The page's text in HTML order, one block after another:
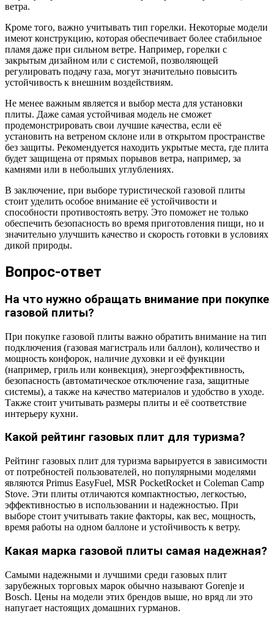
ветра.
Кроме того, важно учитывать тип горелки. Некоторые модели
имеют конструкцию, которая обеспечивает более стабильное
пламя даже при сильном ветре. Например, горелки с
закрытым дизайном или с системой, позволяющей
регулировать подачу газа, могут значительно повысить
устойчивость к внешним воздействиям.
Не менее важным является и выбор места для установки
плиты. Даже самая устойчивая модель не сможет
продемонстрировать свои лучшие качества, если её
установить на ветреном склоне или в открытом пространстве
без защиты. Рекомендуется находить укрытые места, где плита
будет защищена от прямых порывов ветра, например, за
камнями или в небольших углублениях.
В заключение, при выборе туристической газовой плиты
стоит уделить особое внимание её устойчивости и
способности противостоять ветру. Это поможет не только
обеспечить безопасность во время приготовления пищи, но и
значительно улучшить качество и скорость готовки в условиях
дикой природы.
Вопрос-ответ
На что нужно обращать внимание при покупке
газовой плиты?
При покупке газовой плиты важно обратить внимание на тип
подключения (газовая магистраль или баллон), количество и
мощность конфорок, наличие духовки и её функции
(например, гриль или конвекция), энергоэффективность,
безопасность (автоматическое отключение газа, защитные
системы), а также на качество материалов и удобство в уходе.
Также стоит учитывать размеры плиты и её соответствие
интерьеру кухни.
Какой рейтинг газовых плит для туризма?
Рейтинг газовых плит для туризма варьируется в зависимости
от потребностей пользователей, но популярными моделями
являются Primus EasyFuel, MSR PocketRocket и Coleman Camp
Stove. Эти плиты отличаются компактностью, легкостью,
эффективностью в использовании и надежностью. При
выборе стоит учитывать такие факторы, как вес, мощность,
время работы на одном баллоне и устойчивость к ветру.
Какая марка газовой плиты самая надежная?
Самыми надежными и лучшими среди газовых плит
зарубежных торговых марок обычно называют Gorenje и
Bosch. Цены на модели этих брендов выше, но вряд ли это
напугает настоящих домашних гурманов.